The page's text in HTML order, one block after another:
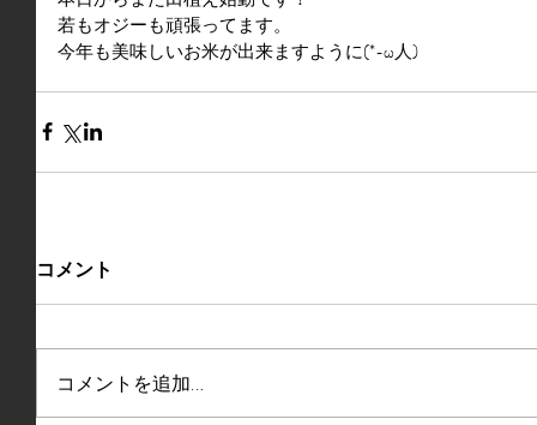
若もオジーも頑張ってます。
今年も美味しいお米が出来ますように(*-ω人)
コメント
コメントを追加…